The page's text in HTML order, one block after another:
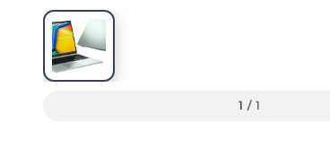
1 / 1